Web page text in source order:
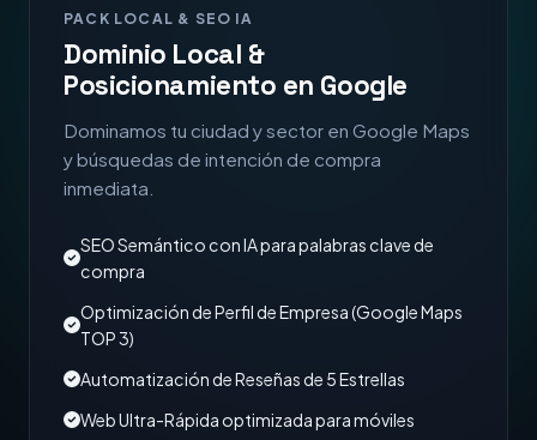
PACK LOCAL & SEO IA
Dominio Local &
Posicionamiento en Google
Dominamos tu ciudad y sector en Google Maps
y búsquedas de intención de compra
inmediata.
SEO Semántico con IA para palabras clave de
compra
Optimización de Perfil de Empresa (Google Maps
TOP 3)
Automatización de Reseñas de 5 Estrellas
Web Ultra-Rápida optimizada para móviles